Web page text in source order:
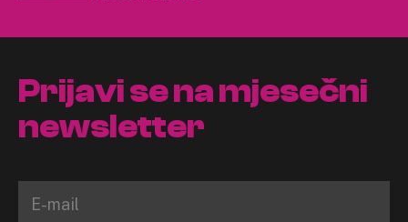
Prijavi se na mjesečni
newsletter